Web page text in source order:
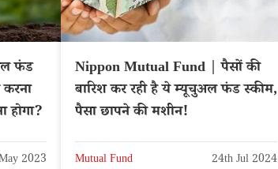
फंड
होगा?
2023
Nippon Mutual Fund | पैसों की
बारिश कर रही है ये म्यूचुअल फंड स्कीम,
पैसा छापने की मशीन!
Mutual Fund 24th Jul 2024